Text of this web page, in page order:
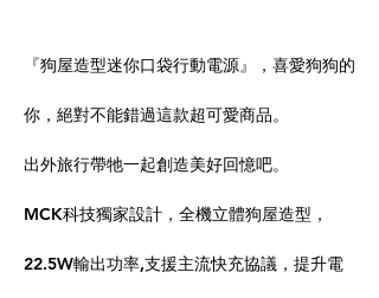
『狗屋造型迷你口袋行動電源』，喜愛狗狗的
你，絕對不能錯過這款超可愛商品。
出外旅行帶牠一起創造美好回憶吧。
MCK科技獨家設計，全機立體狗屋造型，
22.5W輸出功率,支援主流快充協議，提升電